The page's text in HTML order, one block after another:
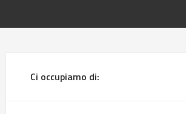
Ci occupiamo di: